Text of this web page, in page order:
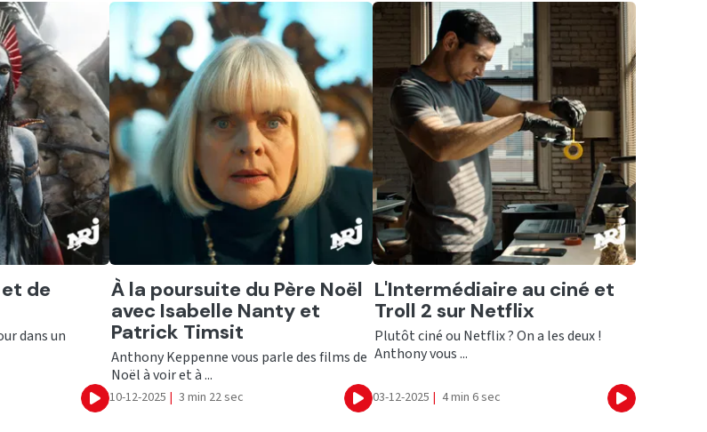
de
dans un
Ecouter
Ecouter
À la poursuite du Père Noël
avec Isabelle Nanty et
Patrick Timsit
Anthony Keppenne vous parle des films de
Noël à voir et à ...
10-12-2025 | 3 min 22 sec Ecouter
Ecouter
L'Intermédiaire au ciné et
Troll 2 sur Netflix
Plutôt ciné ou Netflix ? On a les deux !
Anthony vous ...
03-12-2025 | 4 min 6 sec Ecouter